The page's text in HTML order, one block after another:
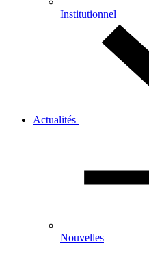
Institutionnel
Actualités
Nouvelles